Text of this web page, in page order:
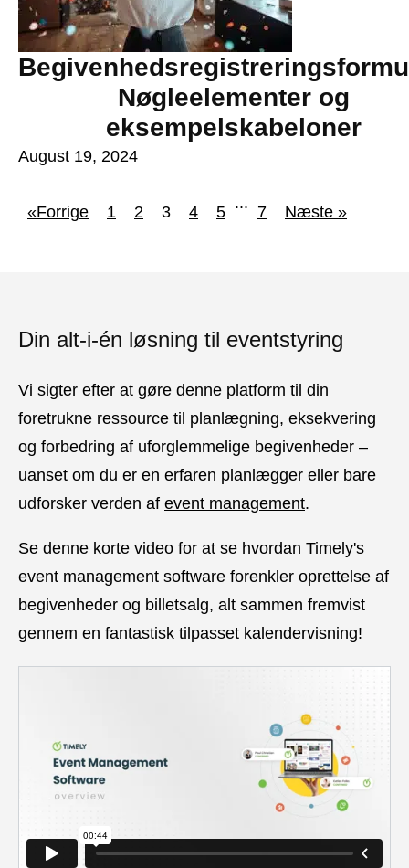
Nøgleelementer og
eksempelskabeloner
August 19, 2024
«Forrige 1 2 3 4 5 ... 7 Næste »
Din alt-i-én løsning til eventstyring
Vi sigter efter at gøre denne platform til din
foretrukne ressource til planlægning, eksekvering
og forbedring af uforglemmelige begivenheder –
uanset om du er en erfaren planlægger eller bare
udforsker verden af event management.
Se denne korte video for at se hvordan Timely's
event management software forenkler oprettelse af
begivenheder og billetsalg, alt sammen fremvist
gennem en fantastisk tilpasset kalendervisning!